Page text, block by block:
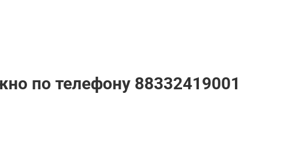
по телефону 88332419001